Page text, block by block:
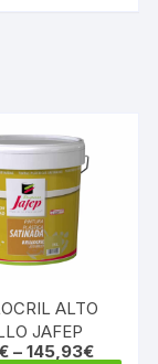
ALTO
JAFEP
–145,93€